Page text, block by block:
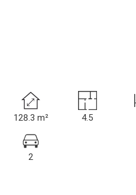
128.3 m² 4.5
2